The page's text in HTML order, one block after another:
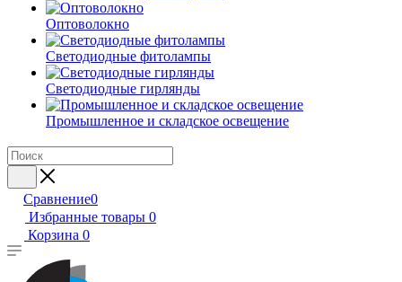
Оптоволокно
Светодиодные фитолампы
Светодиодные гирлянды
Промышленное и складское освещение
Сравнение0
Избранные товары 0
Корзина 0